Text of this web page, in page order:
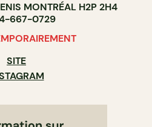
MONTRÉAL H2P 2H4
667-0729
SITE